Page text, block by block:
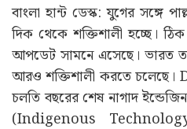
বাংলা হান্ট ডেস্ক: যুগের সঙ্গে
দিক থেকে শক্তিশালী হচ্ছে।
আপডেট সামনে এসেছে। ভারত
আরও শক্তিশালী করতে চলেছে।
চলতি বছরের শেষ নাগাদ
(Indigenous